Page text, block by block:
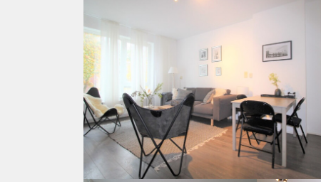
- Washing machine and dryer
- Sunny balcony
- Close to public transport
- Registration possible
- Lots of storage space
- Bicycle storage
- Double glassed windows
- No pets
Rental price € 1650,- excluding utilities
Deposit equal to 2 months rent